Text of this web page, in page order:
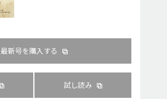
最新号を購入する
試し読み